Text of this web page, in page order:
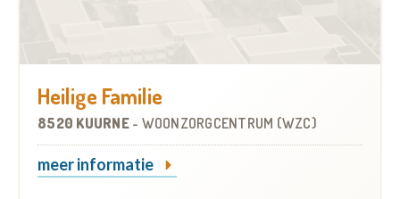
Heilige Familie
8520 KUURNE - WOONZORGCENTRUM (WZC)
meer informatie